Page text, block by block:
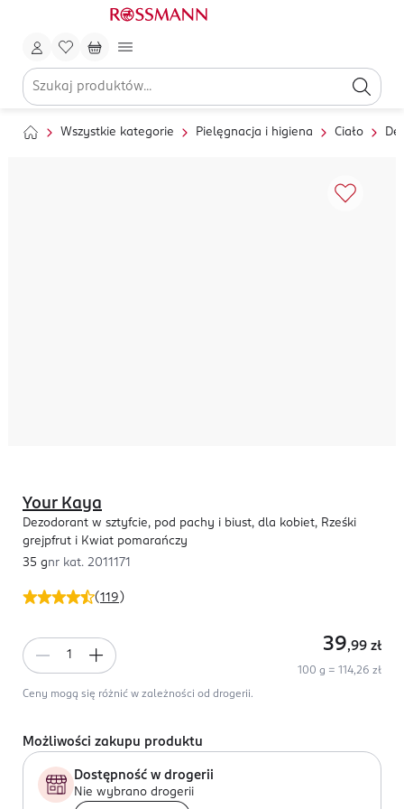
Wszystkie kategorie Pielęgnacja i higiena Ciało
(119 )
Your Kaya
Dezodorant w sztyfcie, pod pachy i biust, dla kobiet, Rześki
grejpfrut i Kwiat pomarańczy
35 gnr kat. 2011171
39,99 zł
100 g = 114,26 zł
Ceny mogą się różnić w zależności od drogerii.
Możliwości zakupu produktu
Dostępność w drogerii
Nie wybrano drogerii